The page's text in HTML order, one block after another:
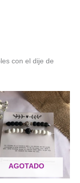
con el dije de
AGOTADO